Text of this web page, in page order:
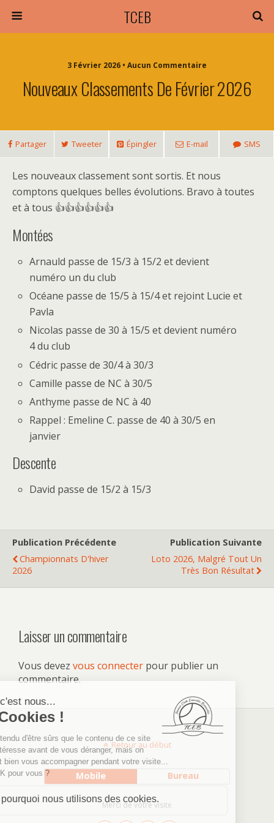
TCEB
3 Février 2026 • Aucun Commentaire
Nouveaux Classements De Février 2026
Partager Tweeter Épingler E-mail SMS
Les nouveaux classement sont sortis. Et nous
comptons quelques belles évolutions. Bravo à toutes
et à tous 👍👍👍👍👍👍
Montées
Arnauld passe de 15/3 à 15/2 et devient
numéro un du club
Océane passe de 15/5 à 15/4 et rejoint Lucie et
Pavla
Nicolas passe de 30 à 15/5 et devient numéro
4 du club
Cédric passe de 30/4 à 30/3
Camille passe de NC à 30/5
Anthyme passe de NC à 40
Rappel : Emeline C. passe de 40 à 30/5 en
janvier
Descente
David passe de 15/2 à 15/3
Publication Précédente
Championnats D'hiver
2026
Publication Suivante
Loto 2026, Malgré Tout Un
Très Bon Résultat
Laisser un commentaire
Vous devez vous connecter pour publier un
commentaire.
Retour au début
Mobile Bureau
Merci de votre visite